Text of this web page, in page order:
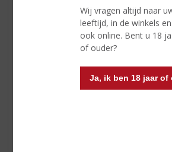
Wij vragen altijd naar
leeftijd, in de winkels en
ook online. Bent u 18
of ouder?
Ja, ik ben 18 jaar of
water en
Reviews
Schrijf een review